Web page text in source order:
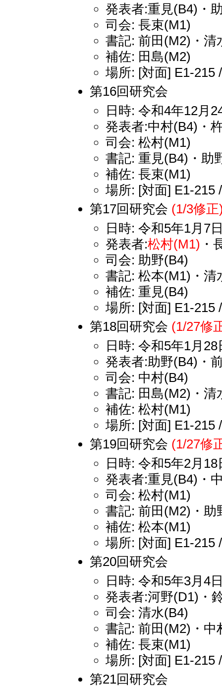
発表者:重見(B4)・
司会: 長束(M1)
書記: 前田(M2)・清
補佐: 田島(M2)
場所: [対面] E1-215
第16回研究会
日時: 令和4年12月
発表者:中村(B4)・
司会: 松村(M1)
書記: 重見(B4)・助
補佐: 長束(M1)
場所: [対面] E1-215
第17回研究会 (1/3修正
日時: 令和5年1月7
発表者:松村(M1) ・
司会: 助野(B4)
書記: 松本(M1)・清
補佐: 重見(B4)
場所: [対面] E1-215
第18回研究会 (1/27修
日時: 令和5年1月
発表者:助野(B4)・
司会: 中村(B4)
書記: 田島(M2)・清
補佐: 松村(M1)
場所: [対面] E1-215
第19回研究会 (1/27修
日時: 令和5年2月
発表者:重見(B4)・
司会: 松村(M1)
書記: 前田(M2)・助
補佐: 松本(M1)
場所: [対面] E1-215
第20回研究会
日時: 令和5年3月4
発表者:河野(D1)・
司会: 清水(B4)
書記: 前田(M2)・中
補佐: 長束(M1)
場所: [対面] E1-215
第21回研究会